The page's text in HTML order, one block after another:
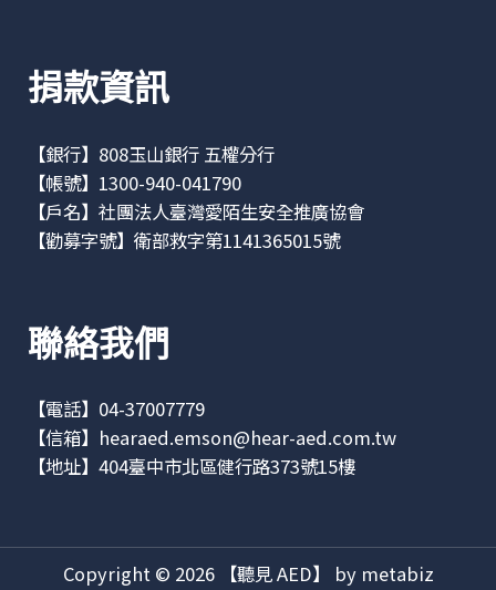
捐款資訊
【銀行】808玉山銀行 五權分行
【帳號】1300-940-041790
【戶名】社團法人臺灣愛陌生安全推廣協會
【勸募字號】衛部救字第1141365015號
聯絡我們
【電話】04-37007779
【信箱】 hearaed.emson@hear-aed.com.tw
【地址】 404臺中市北區健行路373號15樓
Copyright © 2026 【聽見 AED】 by metabiz